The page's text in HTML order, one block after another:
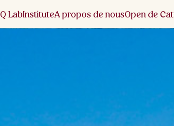
Q LabInstituteA propos de nousOpen de